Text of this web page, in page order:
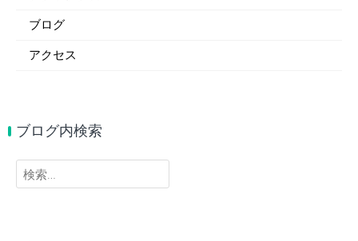
ブログ
アクセス
ブログ内検索
検
索: